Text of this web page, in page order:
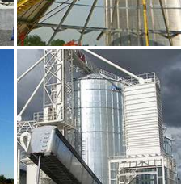
CLIQUEZ POUR AGRANDIR